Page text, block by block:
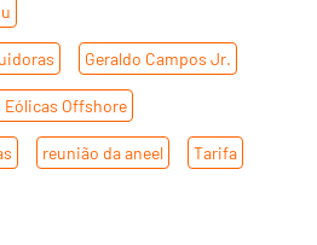
Geraldo Campos Jr.
Eólicas Offshore
reunião da aneel Tarifa